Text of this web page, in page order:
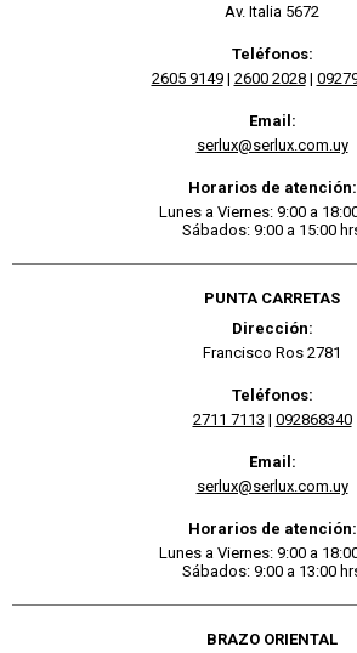
Av. Italia 5672
Teléfonos:
2605 9149| 2600 2028|
Email:
serlux@serlux.com.uy
Horarios de atención:
Lunes a Viernes: 9:00 a
Sábados: 9:00 a 15:00
PUNTA CARRETAS
Dirección:
Francisco Ros 2781
Teléfonos:
2711 7113 | 092868340
Email:
serlux@serlux.com.uy
Horarios de atención:
Lunes a Viernes: 9:00 a
Sábados: 9:00 a 13:00
BRAZO ORIENTAL